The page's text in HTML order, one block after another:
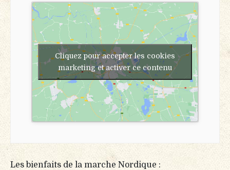
Cliquez pour accepter les cookies
marketing et activer ce contenu
Les bienfaits de la marche Nordique :